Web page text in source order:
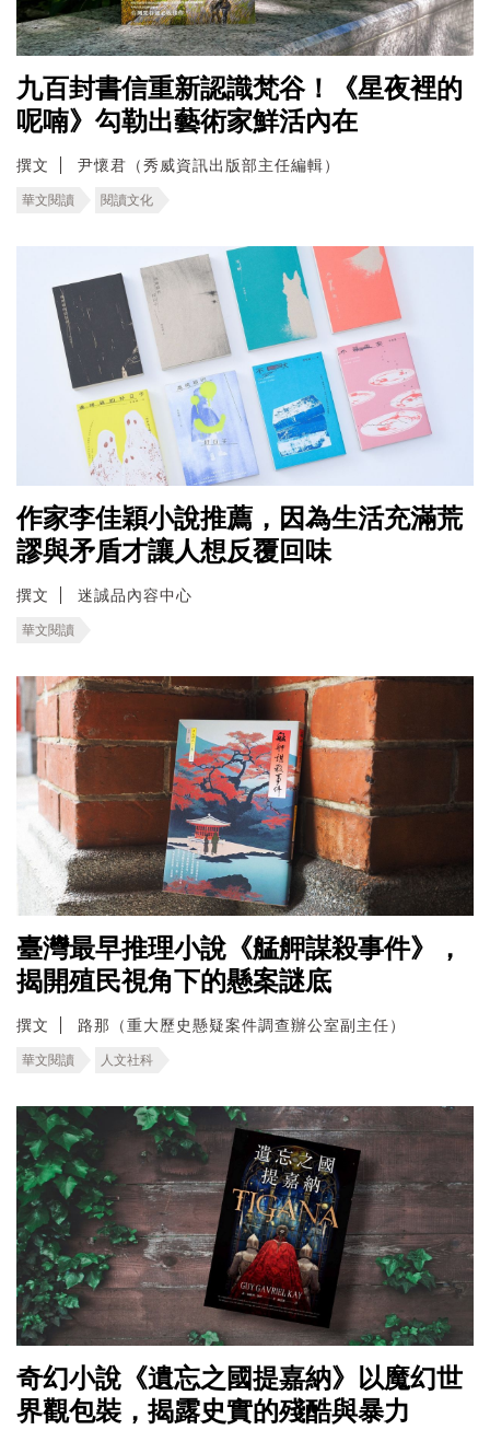
九百封書信重新認識梵谷！《星夜裡的
呢喃》勾勒出藝術家鮮活內在
撰文 尹懷君（秀威資訊出版部主任編輯）
華文閱讀 閱讀文化
作家李佳穎小說推薦，因為生活充滿荒
謬與矛盾才讓人想反覆回味
撰文 迷誠品內容中心
華文閱讀
臺灣最早推理小說《艋舺謀殺事件》，
揭開殖民視角下的懸案謎底
撰文 路那（重大歷史懸疑案件調查辦公室副主任）
華文閱讀 人文社科
奇幻小說《遺忘之國提嘉納》以魔幻世
界觀包裝，揭露史實的殘酷與暴力